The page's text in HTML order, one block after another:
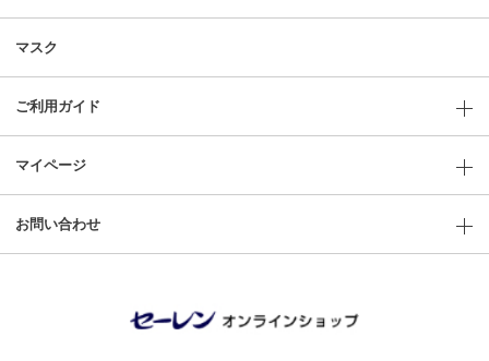
マスク
ご利用ガイド
マイページ
お問い合わせ